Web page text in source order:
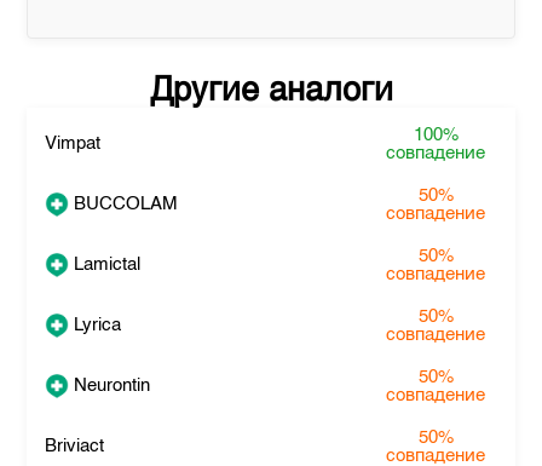
Другие аналоги
Vimpat
100%
совпадение
BUCCOLAM
50%
совпадение
Lamictal
50%
совпадение
Lyrica
50%
совпадение
Neurontin
50%
совпадение
Briviact
50%
совпадение